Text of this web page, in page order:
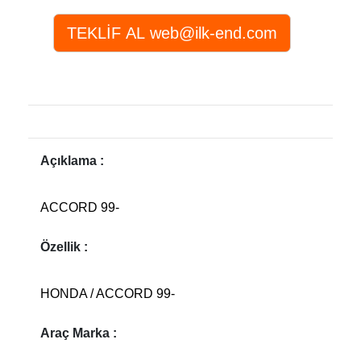
Açıklama :
ACCORD 99-
Özellik :
HONDA / ACCORD 99-
Araç Marka :